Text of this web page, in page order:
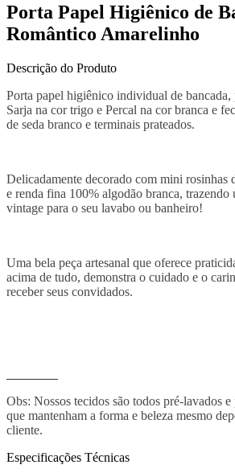
Porta Papel Higiênico de
Romântico Amarelinho
Descrição do Produto
Porta papel higiênico individual de
Sarja na cor trigo e Percal na cor branca e
de seda branco e terminais prateados.
Delicadamente decorado com mini rosinhas
e renda fina 100% algodão branca, trazendo
vintage para o seu lavabo ou banheiro!
Uma bela peça artesanal que oferece
acima de tudo, demonstra o cuidado e o
receber seus convidados.
Obs: Nossos tecidos são todos pré-lavados
que mantenham a forma e beleza mesmo
cliente.
Especificações Técnicas